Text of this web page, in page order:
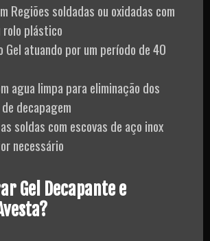
Regiões soldadas ou oxidadas com
rolo plástico
Gel atuando por um período de 40
agua limpa para eliminação dos
decapagem
soldas com escovas de aço inox
necessário
Gel Decapante e